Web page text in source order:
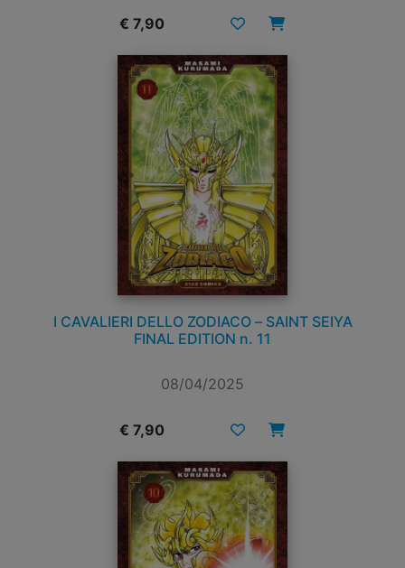
€ 7,90
I CAVALIERI DELLO ZODIACO – SAINT SEIYA
FINAL EDITION n. 11
08/04/2025
€ 7,90